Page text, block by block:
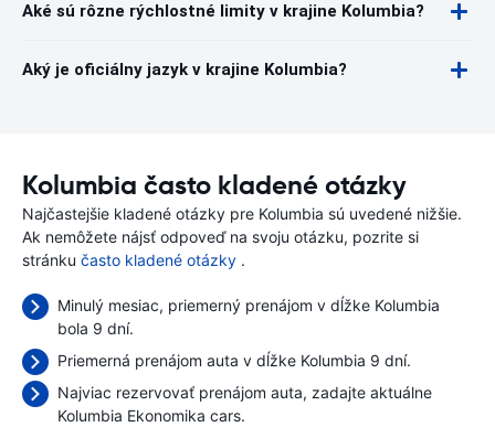
Aké sú rôzne rýchlostné limity v krajine Kolumbia?
Aký je oficiálny jazyk v krajine Kolumbia?
Kolumbia často kladené otázky
Najčastejšie kladené otázky pre Kolumbia sú uvedené nižšie.
Ak nemôžete nájsť odpoveď na svoju otázku, pozrite si
stránku často kladené otázky .
Minulý mesiac, priemerný prenájom v dĺžke Kolumbia
bola 9 dní.
Priemerná prenájom auta v dĺžke Kolumbia 9 dní.
Najviac rezervovať prenájom auta, zadajte aktuálne
Kolumbia Ekonomika cars.